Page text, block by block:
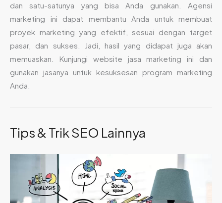
dan satu-satunya yang bisa Anda gunakan. Agensi
marketing ini dapat membantu Anda untuk membuat
proyek marketing yang efektif, sesuai dengan target
pasar, dan sukses. Jadi, hasil yang didapat juga akan
memuaskan. Kunjungi website jasa marketing ini dan
gunakan jasanya untuk kesuksesan program marketing
Anda.
Tips & Trik SEO Lainnya